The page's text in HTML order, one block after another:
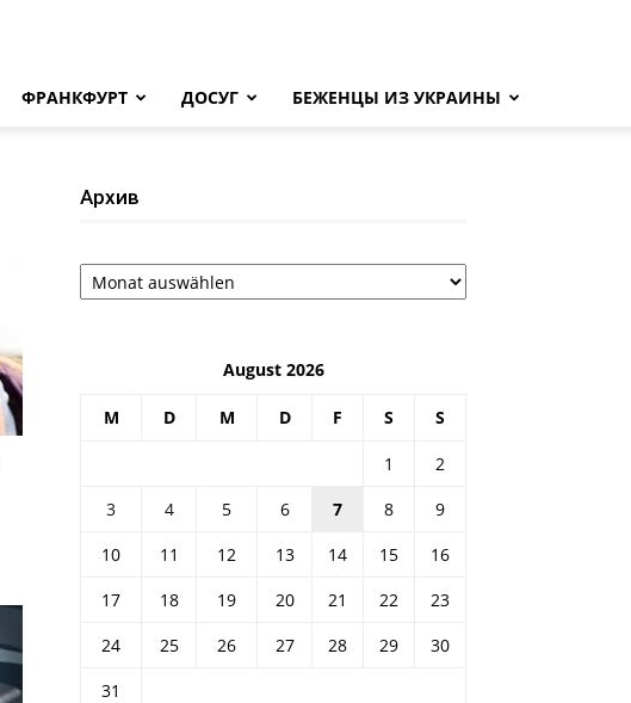
ФРАНКФУРТ ДОСУГ БЕЖЕНЦЫ ИЗ УКРАИНЫ
Архив
Архив
August 2026
M D M D F S S
1
2
3
4 5 6 7 8
9
10
11 12 13 14 15
16
17
18 19 20 21 22
23
24
25 26 27 28 29
30
31